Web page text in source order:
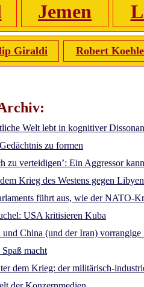
Jemen
Giraldi Robert
Welt lebt in kognitiver
zu formen
zu verteidigen’: Ein Aggressor
Krieg des Westens gegen Libyen
führt aus, wie der NATO-
USA kritisieren Kuba
China (und der Iran)
macht
dem Krieg: der militärisch-